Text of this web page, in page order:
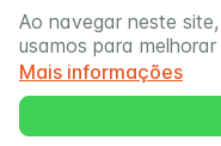
Ao navegar neste
usamos para
Mais informações